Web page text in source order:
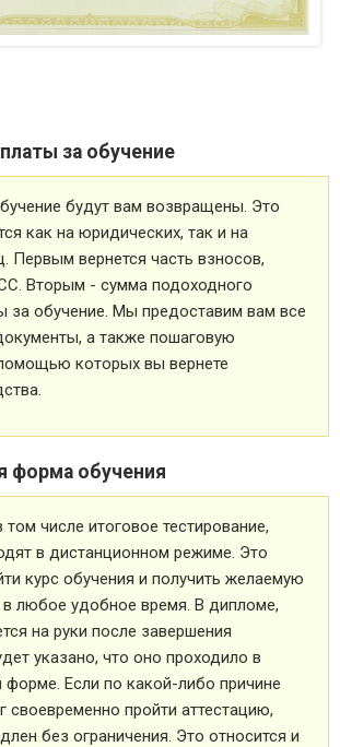
за обучение
будут вам возвращены. Это
как на юридических, так и на
Первым вернется часть взносов,
Вторым - сумма подоходного
за обучение. Мы предоставим вам все
а также пошаговую
которых вы вернете
форма обучения
том числе итоговое тестирование,
в дистанционном режиме. Это
курс обучения и получить желаемую
в любое удобное время. В дипломе,
на руки после завершения
указано, что оно проходило в
форме. Если по какой-либо причине
своевременно пройти аттестацию,
без ограничения. Это относится и